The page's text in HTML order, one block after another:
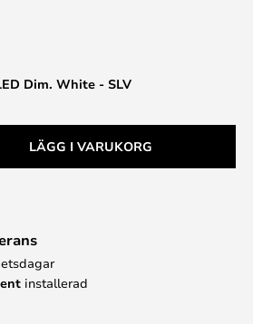
Dim. White - SLV
LÄGG I VARUKORG
installerad